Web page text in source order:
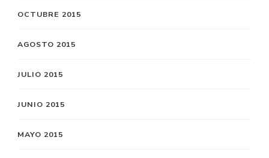
OCTUBRE 2015
AGOSTO 2015
JULIO 2015
JUNIO 2015
MAYO 2015